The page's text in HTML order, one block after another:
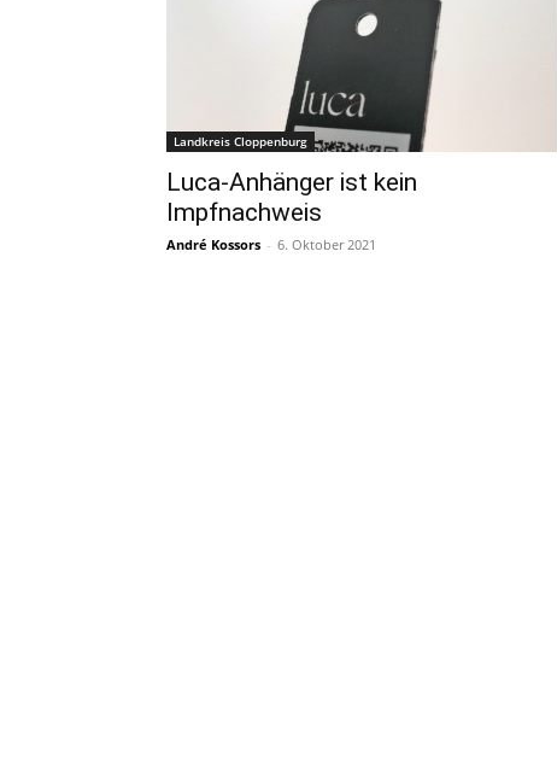
Landkreis Cloppenburg
Luca-Anhänger ist kein
Impfnachweis
André Kossors - 6. Oktober 2021